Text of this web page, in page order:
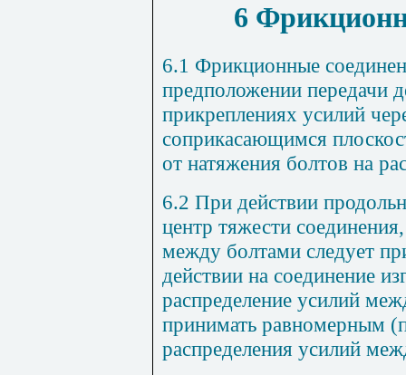
6
6.1 Фрикционные
предположении передачи
прикреплениях усилий
соприкасающимся
от натяжения болтов на
6.2 При действии
центр тяжести
между болтами следует
действии на соединение
распределение усилий
принимать равномерным
распределения усилий